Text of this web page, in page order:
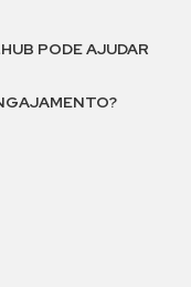
PODE AJUDAR
?